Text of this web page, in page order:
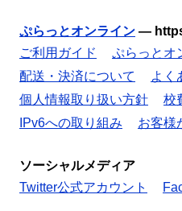
ぷらっとオンライン —
ご利用ガイド
ぷらっとオ
配送・決済について
よく
個人情報取り扱い方針
校
IPv6への取り組み
お客様
ソーシャルメディア
Twitter公式アカウント